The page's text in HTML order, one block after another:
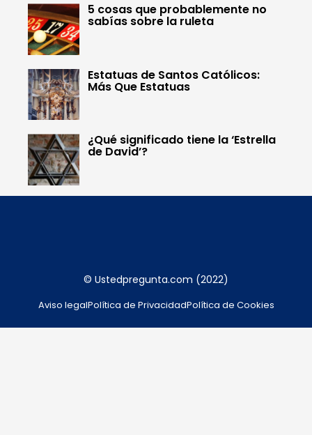
5 cosas que probablemente no
sabías sobre la ruleta
Estatuas de Santos Católicos:
Más Que Estatuas
¿Qué significado tiene la ‘Estrella
de David’?
© Ustedpregunta.com (2022)
Aviso legalPolítica de PrivacidadPolítica de Cookies